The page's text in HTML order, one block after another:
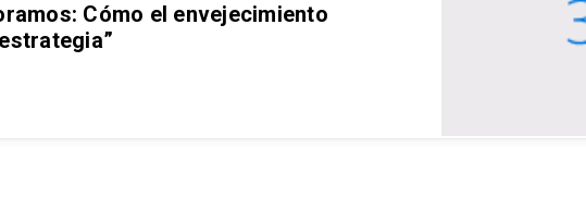
Cómo el envejecimiento